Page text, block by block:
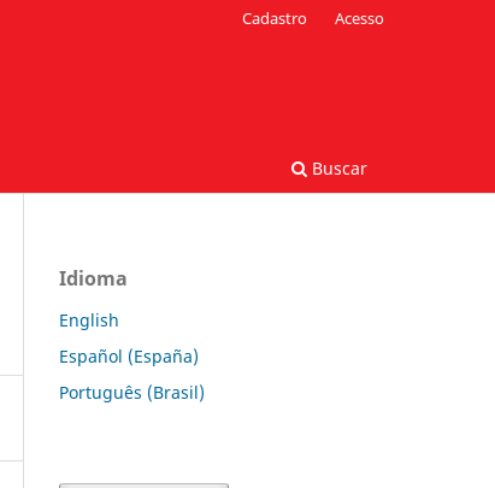
Buscar
Cadastro Acesso
Idioma
English
Español (España)
Português (Brasil)